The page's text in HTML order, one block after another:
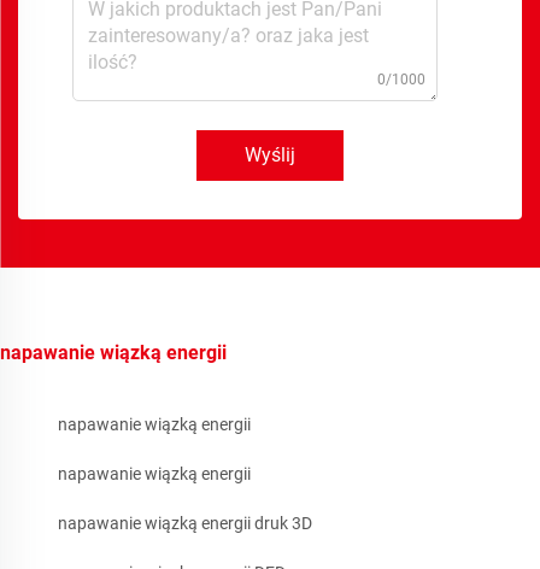
0/1000
Wyślij
napawanie wiązką energii
napawanie wiązką energii
napawanie wiązką energii
napawanie wiązką energii druk 3D